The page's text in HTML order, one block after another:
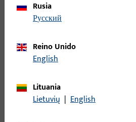
A los cerrojos de pasador
para puertas de perfil
Rusia
русский
Reino Unido
English
Lituania
Lietuvių | English